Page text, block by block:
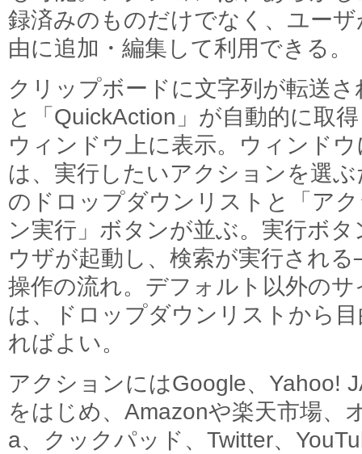
録済みのものだけでなく、ユーザ
由に追加・編集して利用できる。
クリップボードに文字列が転送さ
と「QuickAction」が自動的に取
ウィンドウ上に表示。ウィンドウ
は、実行したいアクションを選
のドロップダウンリストと「ア
ン実行」ボタンが並ぶ。実行ボ
ウザが起動し、検索が実行され
操作の流れ。デフォルト以外の
は、ドロップダウンリストから
ればよい。
アクションにはGoogle、Yahoo!
をはじめ、Amazonや楽天市場、
a、クックパッド、Twitter、